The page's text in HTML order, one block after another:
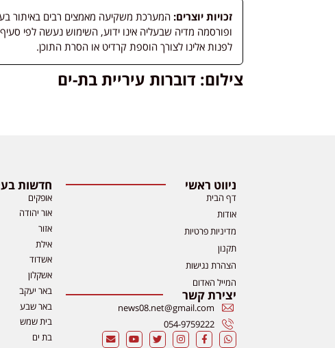
זכויות יוצרים: המערכת משקיעה מאמצים רבים באיתור
לפנות אלינו לצורך הוספת קרדיט או הסרת התוכן.
צילום: דוברות עיריית בת-ים
ניווט ראשי
דף הבית
אודות
מדיניות פרטיות
תקנון
הצהרת נגישות
המייל האדום
יצירת קשר
news08.net@gmail.com
054-9759222
חדשות
אופקים
אור יהודה
אזור
אילת
אשדוד
אשקלון
באר יעקב
באר שבע
בית שמש
בת ים